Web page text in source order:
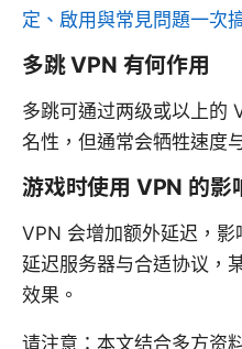
定、啟用與常見問題一次
多跳 VPN 有何作用
多跳可通过两级或以上的
名性，但通常会牺牲速度
游戏时使用 VPN 的影
VPN 会增加额外延迟，
延迟服务器与合适协议，
效果。
请注意：本文结合多方资